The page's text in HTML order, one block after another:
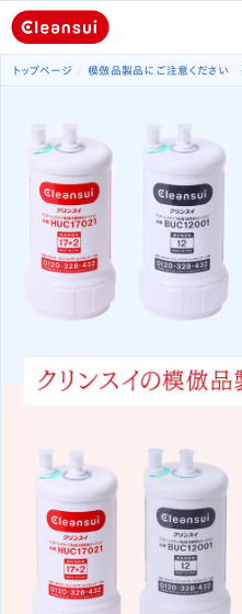
トップページ 模倣品製品にご注意ください